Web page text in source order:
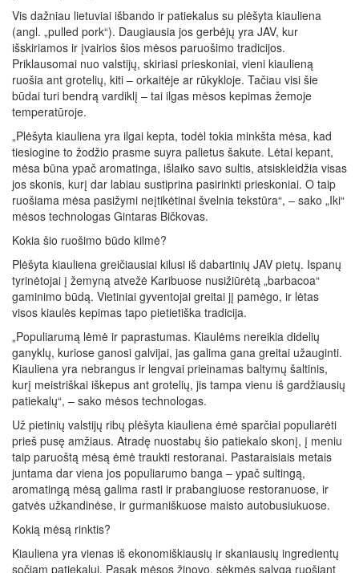
Vis dažniau lietuviai išbando ir patiekalus su plėšyta kiauliena
(angl. „pulled pork“). Daugiausia jos gerbėjų yra JAV, kur
išskiriamos ir įvairios šios mėsos paruošimo tradicijos.
Priklausomai nuo valstijų, skiriasi prieskoniai, vieni kiaulieną
ruošia ant grotelių, kiti – orkaitėje ar rūkykloje. Tačiau visi šie
būdai turi bendrą vardiklį – tai ilgas mėsos kepimas žemoje
temperatūroje.
„Plėšyta kiauliena yra ilgai kepta, todėl tokia minkšta mėsa, kad
tiesiogine to žodžio prasme suyra palietus šakute. Lėtai kepant,
mėsa būna ypač aromatinga, išlaiko savo sultis, atsiskleidžia visas
jos skonis, kurį dar labiau sustiprina pasirinkti prieskoniai. O taip
ruošiama mėsa pasižymi neįtikėtinai švelnia tekstūra“, – sako „Iki“
mėsos technologas Gintaras Bičkovas.
Kokia šio ruošimo būdo kilmė?
Plėšyta kiauliena greičiausiai kilusi iš dabartinių JAV pietų. Ispanų
tyrinėtojai į žemyną atvežė Karibuose nusižiūrėtą „barbacoa“
gaminimo būdą. Vietiniai gyventojai greitai jį pamėgo, ir lėtas
visos kiaulės kepimas tapo pietietiška tradicija.
„Populiarumą lėmė ir paprastumas. Kiaulėms nereikia didelių
ganyklų, kuriose ganosi galvijai, jas galima gana greitai užauginti.
Kiauliena yra nebrangus ir lengvai prieinamas baltymų šaltinis,
kurį meistriškai iškepus ant grotelių, jis tampa vienu iš gardžiausių
patiekalų“, – sako mėsos technologas.
Už pietinių valstijų ribų plėšyta kiauliena ėmė sparčiai populiarėti
prieš pusę amžiaus. Atradę nuostabų šio patiekalo skonį, į meniu
taip paruoštą mėsą ėmė traukti restoranai. Pastaraisiais metais
juntama dar viena jos populiarumo banga – ypač sultingą,
aromatingą mėsą galima rasti ir prabangiuose restoranuose, ir
gatvės užkandinėse, ir gurmaniškuose maisto autobusiukuose.
Kokią mėsą rinktis?
Kiauliena yra vienas iš ekonomiškiausių ir skaniausių ingredientų
sočiam patiekalui. Pasak mėsos žinovo, sėkmės sąlyga ruošiant